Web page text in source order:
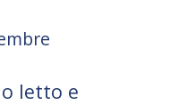
letto e